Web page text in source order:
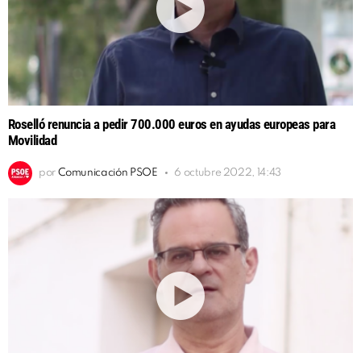
Roselló renuncia a pedir 700.000 euros en ayudas europeas para
Movilidad
por Comunicación PSOE 6 octubre 2022, 14:43